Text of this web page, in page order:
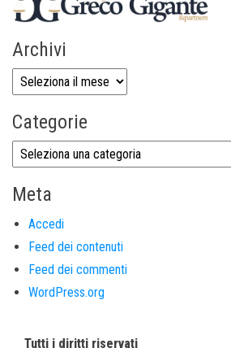
Archivi
Categorie
Meta
Accedi
Feed dei contenuti
Feed dei commenti
WordPress.org
Tutti i diritti riservati